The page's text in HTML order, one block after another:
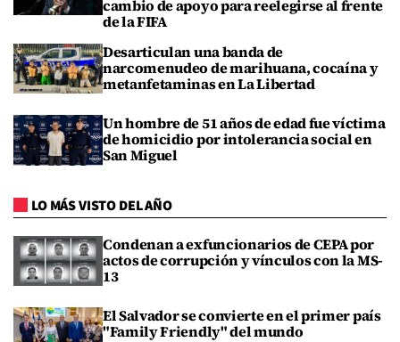
cambio de apoyo para reelegirse al frente
de la FIFA
Desarticulan una banda de
narcomenudeo de marihuana, cocaína y
metanfetaminas en La Libertad
Un hombre de 51 años de edad fue víctima
de homicidio por intolerancia social en
San Miguel
LO MÁS VISTO DEL AÑO
Condenan a exfuncionarios de CEPA por
actos de corrupción y vínculos con la MS-
13
El Salvador se convierte en el primer país
"Family Friendly" del mundo